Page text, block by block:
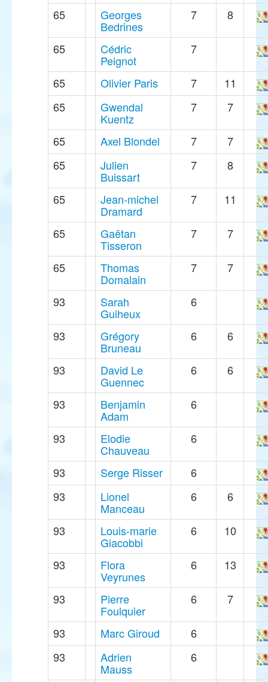
65 Georges
Bedrines
7 8
65 Cédric
Peignot
7
65 Olivier Paris 7
11
65
Gwendal
Kuentz
7 7
65 Axel Blondel 7
7
65
Julien
Buissart
7 8
65 Jean-michel
Dramard
7 11
65 Gaëtan
Tisseron
7 7
65 Thomas
Domalain
7 7
93 Sarah
Guiheux
6
93 Grégory
Bruneau
6 6
93 David Le
Guennec
6 6
93 Benjamin
Adam
6
93 Elodie
Chauveau
6
93 Serge Risser
6
93
Lionel
Manceau
6 6
93 Louis-marie
Giacobbi
6 10
93 Flora
Veyrunes
6 13
93 Pierre
Foulquier
6 7
93 Marc Giroud
6
93
Adrien
Mauss
6